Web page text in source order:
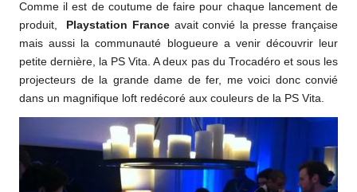
Comme il est de coutume de faire pour chaque lancement de
produit,
Playstation Franceavait convié la presse française
mais aussi la communauté blogueure a venir découvrir leur
petite dernière, la PS Vita. A deux pas du Trocadéro et sous les
projecteurs de la grande dame de fer, me voici donc convié
dans un magnifique loft redécoré aux couleurs de la PS Vita.